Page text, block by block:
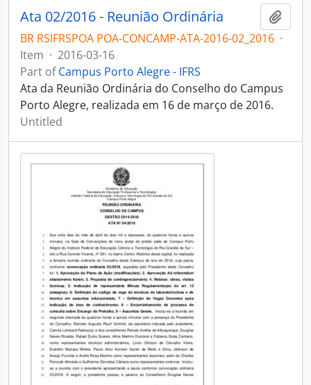
Ata 02/2016 - Reunião Ordinária
BR RSIFRSPOA POA-CONCAMP-ATA-2016-02_2016 ·
Item · 2016-03-16
Part ofCampus Porto Alegre - IFRS
Ata da Reunião Ordinária do Conselho do Campus
Porto Alegre, realizada em 16 de março de 2016.
Untitled